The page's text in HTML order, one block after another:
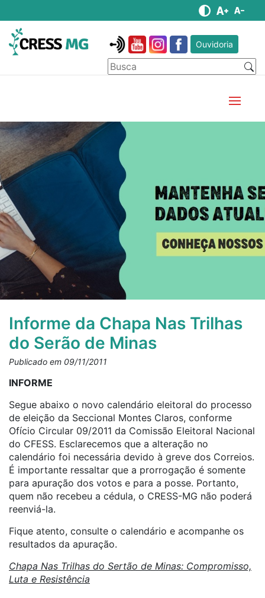
Ouvidoria
Informe da Chapa Nas Trilhas
do Serão de Minas
Publicado em 09/11/2011
INFORME
Segue abaixo o novo calendário eleitoral do processo
de eleição da Seccional Montes Claros, conforme
Ofício Circular 09/2011 da Comissão Eleitoral Nacional
do CFESS. Esclarecemos que a alteração no
calendário foi necessária devido à greve dos Correios.
É importante ressaltar que a prorrogação é somente
para apuração dos votos e para a posse. Portanto,
quem não recebeu a cédula, o CRESS-MG não poderá
reenviá-la.
Fique atento, consulte o calendário e acompanhe os
resultados da apuração.
Chapa Nas Trilhas do Sertão de Minas: Compromisso,
Luta e Resistência